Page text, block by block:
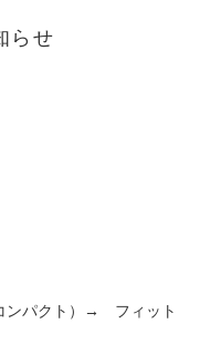
らせ
ンパクト）→ フィット